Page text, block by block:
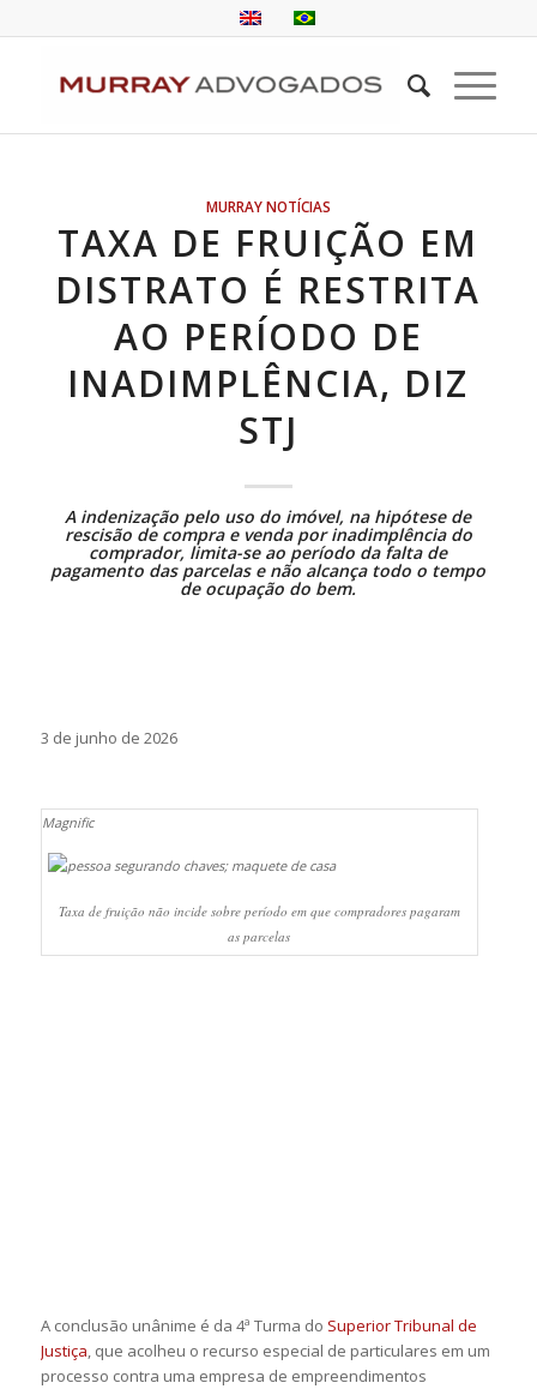
MURRAY NOTÍCIAS
TAXA DE FRUIÇÃO EM
DISTRATO É RESTRITA
AO PERÍODO DE
INADIMPLÊNCIA, DIZ
STJ
A indenização pelo uso do imóvel, na hipótese de
rescisão de compra e venda por inadimplência do
comprador, limita-se ao período da falta de
pagamento das parcelas e não alcança todo o tempo
de ocupação do bem.
3 de junho de 2026
Magnific
Taxa de fruição não incide sobre período em que compradores pagaram
as parcelas
A conclusão unânime é da 4ª Turma do Superior Tribunal de
Justiça, que acolheu o recurso especial de particulares em um
processo contra uma empresa de empreendimentos